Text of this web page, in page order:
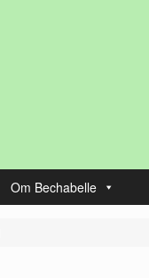
Om Bechabelle